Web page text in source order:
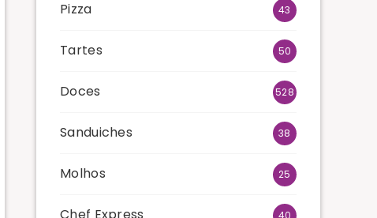
Pizza 43
Tartes 50
Doces 528
Sanduiches 38
Molhos 25
40